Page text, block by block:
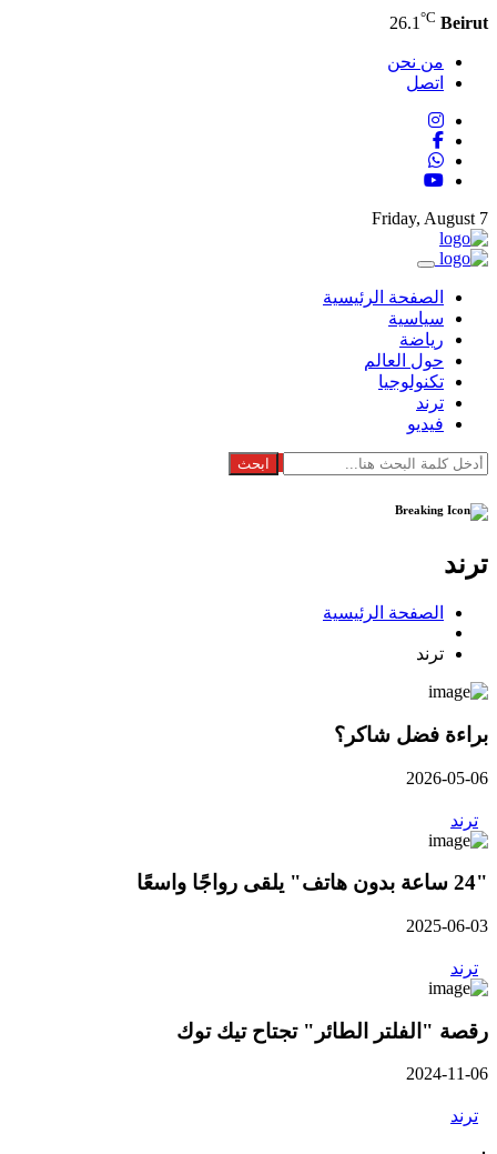
26.1 °C Beirut
من نحن
اتصل
Friday, August 7
الصفحة الرئيسية
سياسية
رياضة
حول العالم
تكنولوجيا
ترند
فيديو
ترند
الصفحة الرئيسية
ترند
براءة فضل شاكر؟
2026-05-06
ترند
"24 ساعة بدون هاتف" يلقى رواجًا واسعًا
2025-06-03
ترند
رقصة "الفلتر الطائر" تجتاح تيك توك
2024-11-06
ترند